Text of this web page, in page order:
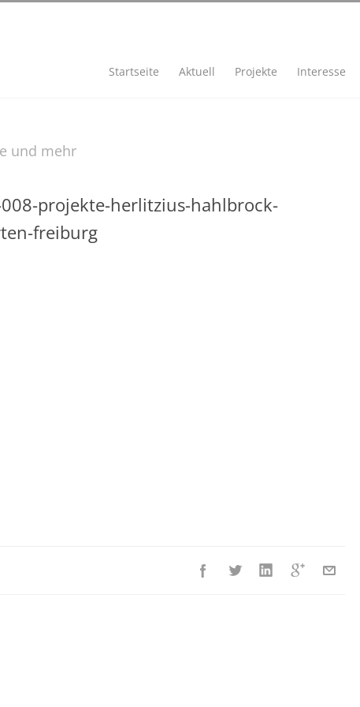
Startseite Aktuell Projekte Interesse
und mehr
projekte-herlitzius-hahlbrock-
freiburg